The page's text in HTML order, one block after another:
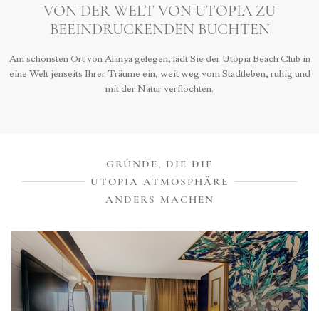
VON DER WELT VON UTOPIA ZU
BEEINDRUCKENDEN BUCHTEN
Am schönsten Ort von Alanya gelegen, lädt Sie der Utopia Beach Club in
eine Welt jenseits Ihrer Träume ein, weit weg vom Stadtleben, ruhig und
mit der Natur verflochten.
GRÜNDE, DIE DIE
UTOPIA ATMOSPHÄRE
ANDERS MACHEN